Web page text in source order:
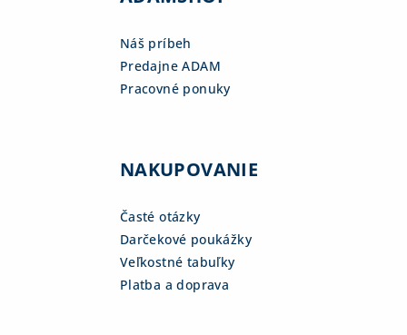
Náš príbeh
Predajne ADAM
Pracovné ponuky
NAKUPOVANIE
Časté otázky
Darčekové poukážky
Veľkostné tabuľky
Platba a doprava